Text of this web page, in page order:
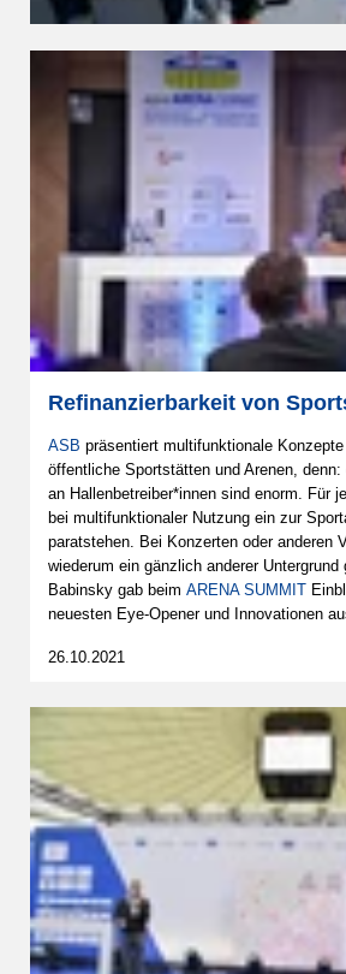
Refinanzierbarkeit von
ASB präsentiert multifunktionale
öffentliche Sportstätten und Arenen, denn:
an Hallenbetreiber*innen sind enorm. Für
bei multifunktionaler Nutzung ein zur
paratstehen. Bei Konzerten oder anderen
wiederum ein gänzlich anderer
Babinsky gab beim ARENA SUMMIT
neuesten Eye-Opener und Innovationen
26.10.2021